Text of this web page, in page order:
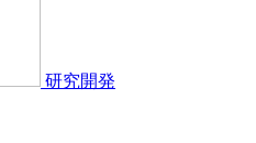
研究開発